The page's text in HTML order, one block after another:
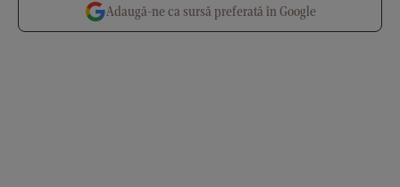
Adaugă-ne ca sursă preferată în Google